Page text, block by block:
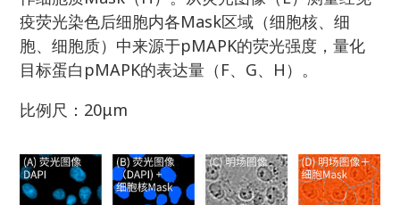
疫荧光染色后细胞内各Mask区域（细胞核、细
胞、细胞质）中来源于pMAPK的荧光强度，量化
目标蛋白pMAPK的表达量（F、G、H）。
比例尺：20μm